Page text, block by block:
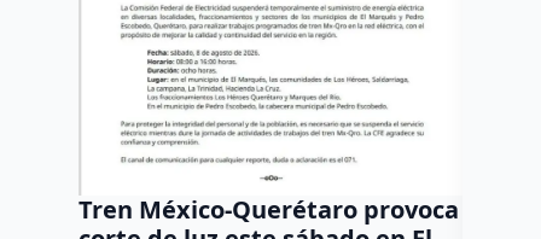
Tren México-Querétaro provoca